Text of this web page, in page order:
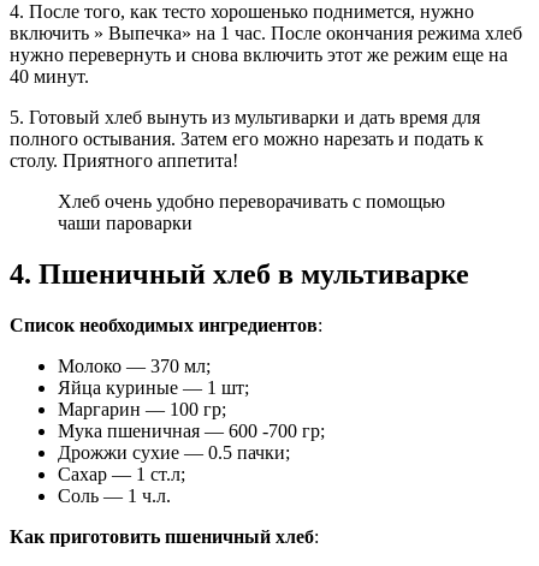
4. После того, как тесто хорошенько поднимется, нужно
включить » Выпечка» на 1 час. После окончания режима хлеб
нужно перевернуть и снова включить этот же режим еще на
40 минут.
5. Готовый хлеб вынуть из мультиварки и дать время для
полного остывания. Затем его можно нарезать и подать к
столу. Приятного аппетита!
Хлеб очень удобно переворачивать с помощью
чаши пароварки
4. Пшеничный хлеб в мультиварке
Список необходимых ингредиентов:
Молоко — 370 мл;
Яйца куриные — 1 шт;
Маргарин — 100 гр;
Мука пшеничная — 600 -700 гр;
Дрожжи сухие — 0.5 пачки;
Сахар — 1 ст.л;
Соль — 1 ч.л.
Как приготовить пшеничный хлеб: